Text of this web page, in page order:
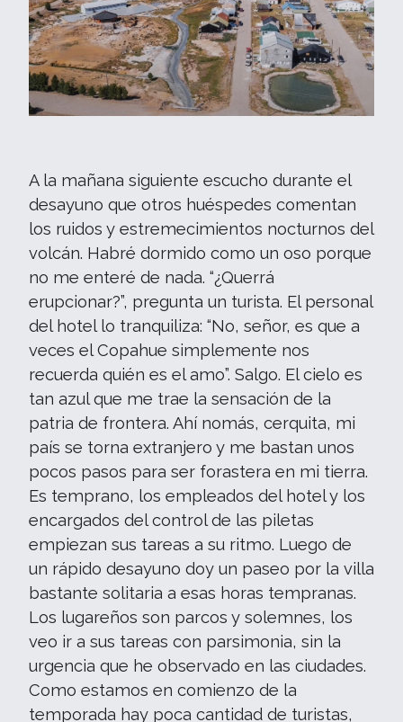
A la mañana siguiente escucho durante el
desayuno que otros huéspedes comentan
los ruidos y estremecimientos nocturnos del
volcán. Habré dormido como un oso porque
no me enteré de nada. “¿Querrá
erupcionar?”, pregunta un turista. El personal
del hotel lo tranquiliza: “No, señor, es que a
veces el Copahue simplemente nos
recuerda quién es el amo”. Salgo. El cielo es
tan azul que me trae la sensación de la
patria de frontera. Ahí nomás, cerquita, mi
país se torna extranjero y me bastan unos
pocos pasos para ser forastera en mi tierra.
Es temprano, los empleados del hotel y los
encargados del control de las piletas
empiezan sus tareas a su ritmo. Luego de
un rápido desayuno doy un paseo por la villa
bastante solitaria a esas horas tempranas.
Los lugareños son parcos y solemnes, los
veo ir a sus tareas con parsimonia, sin la
urgencia que he observado en las ciudades.
Como estamos en comienzo de la
temporada hay poca cantidad de turistas,